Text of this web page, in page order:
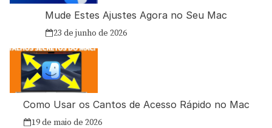
Mude Estes Ajustes Agora no Seu Mac
23 de junho de 2026
Como Usar os Cantos de Acesso Rápido no Mac
19 de maio de 2026